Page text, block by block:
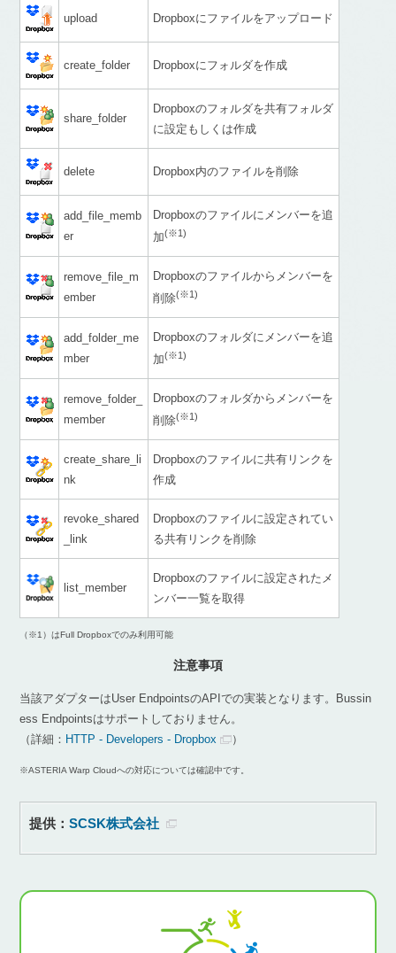
upload Dropboxにファイルをアップロード
create_folder Dropboxにフォルダを作成
share_folder
Dropboxのフォルダを共有フォルダ
に設定もしくは作成
delete Dropbox内のファイルを削除
add_file_memb
er
Dropboxのファイルにメンバーを追
加(※1)
remove_file_m
ember
Dropboxのファイルからメンバーを
削除(※1)
add_folder_me
mber
Dropboxのフォルダにメンバーを追
加(※1)
remove_folder_
member
Dropboxのフォルダからメンバーを
削除(※1)
create_share_li
nk
Dropboxのファイルに共有リンクを
作成
revoke_shared
_link
Dropboxのファイルに設定されてい
る共有リンクを削除
list_member
Dropboxのファイルに設定されたメ
ンバー一覧を取得
（※1）はFull Dropboxでのみ利用可能
注意事項
当該アダプターはUser EndpointsのAPIでの実装となります。Bussin
ess Endpointsはサポートしておりません。
（詳細： HTTP - Developers - Dropbox ）
※ASTERIA Warp Cloudへの対応については確認中です。
提供：SCSK株式会社